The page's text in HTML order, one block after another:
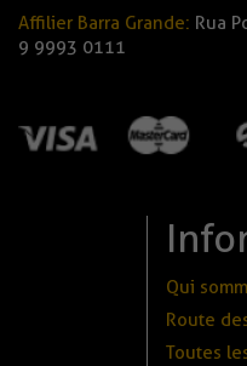
Affilier Barra Grande: Rua
9 9993 0111
Qui
Route
Toutes